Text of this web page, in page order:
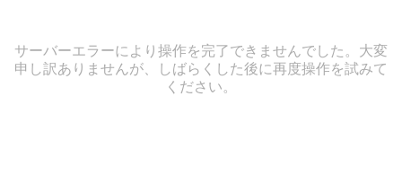
サーバーエラーにより操作を完了できませんでした。大変
申し訳ありませんが、しばらくした後に再度操作を試みて
ください。